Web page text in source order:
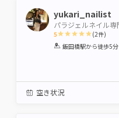
yukari_nailist
5
1 2 3 4 5
(2件)
飯田橋駅から徒歩5分
空き状況